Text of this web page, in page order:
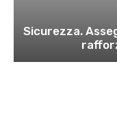
Sicurezza.